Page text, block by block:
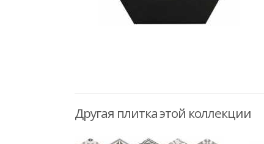
Другая плитка этой коллекции